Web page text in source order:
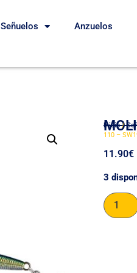
Señuelos Anzuelos
Inicio/
110 –
11.90€
3